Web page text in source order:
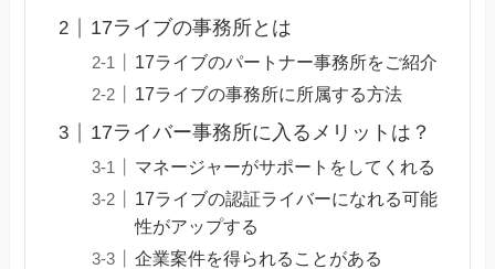
17ライブの事務所とは
17ライブのパートナー事務所をご紹介
17ライブの事務所に所属する方法
17ライバー事務所に入るメリットは？
マネージャーがサポートをしてくれる
17ライブの認証ライバーになれる可能
性がアップする
企業案件を得られることがある